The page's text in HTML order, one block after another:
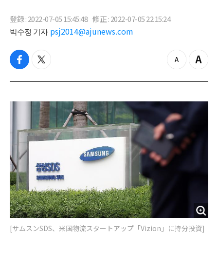
登録 : 2022-07-05 15:45:48 修正 : 2022-07-05 22:15:24
박수정 기자 psj2014@ajunews.com
f
c
b
k
t
i
t
e
r
z
o
o
t
Z
o
i
n
[サムスンSDS、米国物流スタートアップ「Vizion」に持分投資]